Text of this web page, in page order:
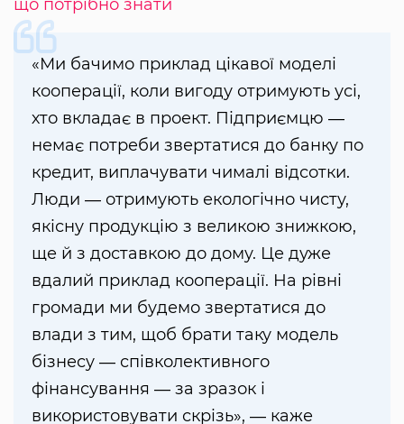
що потрібно знати
«Ми бачимо приклад цікавої моделі
кооперації, коли вигоду отримують усі,
хто вкладає в проект. Підприємцю ―
немає потреби звертатися до банку по
кредит, виплачувати чималі відсотки.
Люди ― отримують екологічно чисту,
якісну продукцію з великою знижкою,
ще й з доставкою до дому. Це дуже
вдалий приклад кооперації. На рівні
громади ми будемо звертатися до
влади з тим, щоб брати таку модель
бізнесу ― співколективного
фінансування ― за зразок і
використовувати скрізь», ― каже